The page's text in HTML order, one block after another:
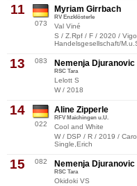
11
073
Myriam Girrbach
RV Enzklösterle
Val Viné
S / Z.Rpf / F / 2020 /
Handelsgesellschaft/
13 083 Nemenja Djuranovic
RSC Tara
Lelott S
W / 2018
14
022
Aline Zipperle
RFV Maichingen u.U.
Cool and White
W / DSP / R / 2019 /
Single,Erich
15 082 Nemenja Djuranovic
RSC Tara
Okidoki VS